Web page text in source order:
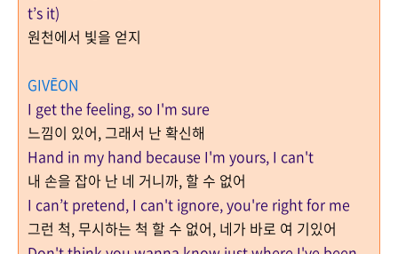
t’s it)
원천에서 빛을 얻지
GIVĒON
I get the feeling, so I'm sure
느낌이 있어, 그래서 난 확신해
Hand in my hand because I'm yours, I can't
내 손을 잡아 난 네 거니까, 할 수 없어
I can’t pretend, I can't ignore, you're right for me
그런 척, 무시하는 척 할 수 없어, 네가 바로 여 기있어